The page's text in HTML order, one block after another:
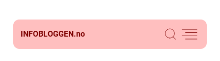
INFOBLOGGEN.no